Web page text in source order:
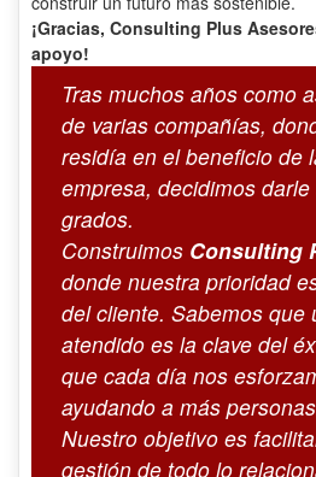
¡Gracias, Consulting Plus
apoyo!
Tras muchos años como
de varias compañías,
residía en el beneficio de
empresa, decidimos
grados.
Construimos Consulting
donde nuestra prioridad
del cliente. Sabemos que
atendido es la clave del
que cada día nos
ayudando a más
Nuestro objetivo es
gestión de todo lo